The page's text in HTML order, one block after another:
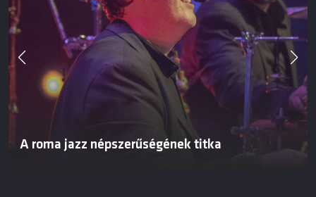
A roma jazz népszerűségének titka